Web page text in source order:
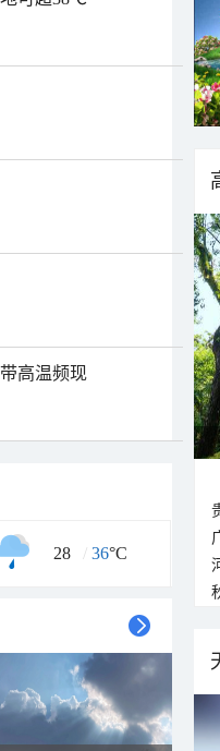
高温频现
28 / 36°C